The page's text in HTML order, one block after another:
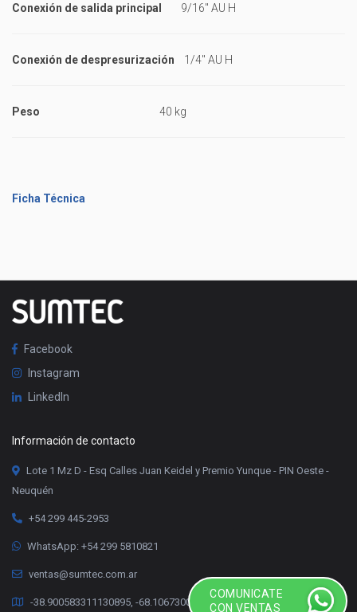
Conexión de salida principal 9/16" AU H
Conexión de despresurización 1/4" AU H
Peso 40 kg
Ficha Técnica
Facebook
Instagram
LinkedIn
Información de contacto
Lote 1 Mz D - Esq Calles Juan Keidel y Premio Yunque - PIN Oeste -
Neuquén
+54 299 445-2953
WhatsApp: +54 299 5810821
ventas@sumtec.com.ar
-38.900583311130895, -68.10673000336078
COMUNICATE
CON VENTAS